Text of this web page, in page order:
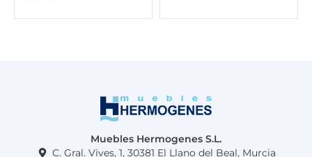
Muebles Hermogenes S.L.
C. Gral. Vives, 1, 30381 El Llano del Beal, Murcia